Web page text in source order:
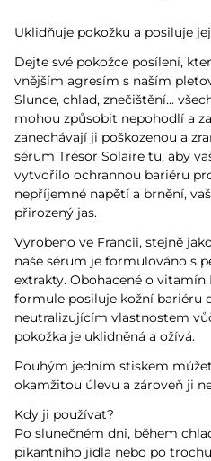
Uklidňuje pokožku a posiluje
Dejte své pokožce posílení,
vnějším agresím s naším
Slunce, chlad, znečištění...
mohou způsobit nepohodlí a
zanechávají ji poškozenou a
sérum Trésor Solaire tu, aby
vytvořilo ochrannou bariéru
nepříjemné napětí a brnění,
přirozený jas.
Vyrobeno ve Francii, stejně
naše sérum je formulováno s
extrakty. Obohacené o
formule posiluje kožní bariéru
neutralizujícím vlastnostem
pokožka je uklidněná a ožívá.
Pouhým jedním stiskem
okamžitou úlevu a zároveň ji
Kdy ji používat?
Po slunečném dni, během
pikantního jídla nebo po